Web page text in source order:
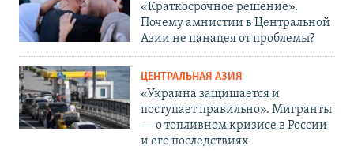
«Краткосрочное решение».
Почему амнистии в Центральной
Азии не панацея от проблемы?
ЦЕНТРАЛЬНАЯ АЗИЯ
«Украина защищается и
поступает правильно». Мигранты
— о топливном кризисе в России
и его последствиях